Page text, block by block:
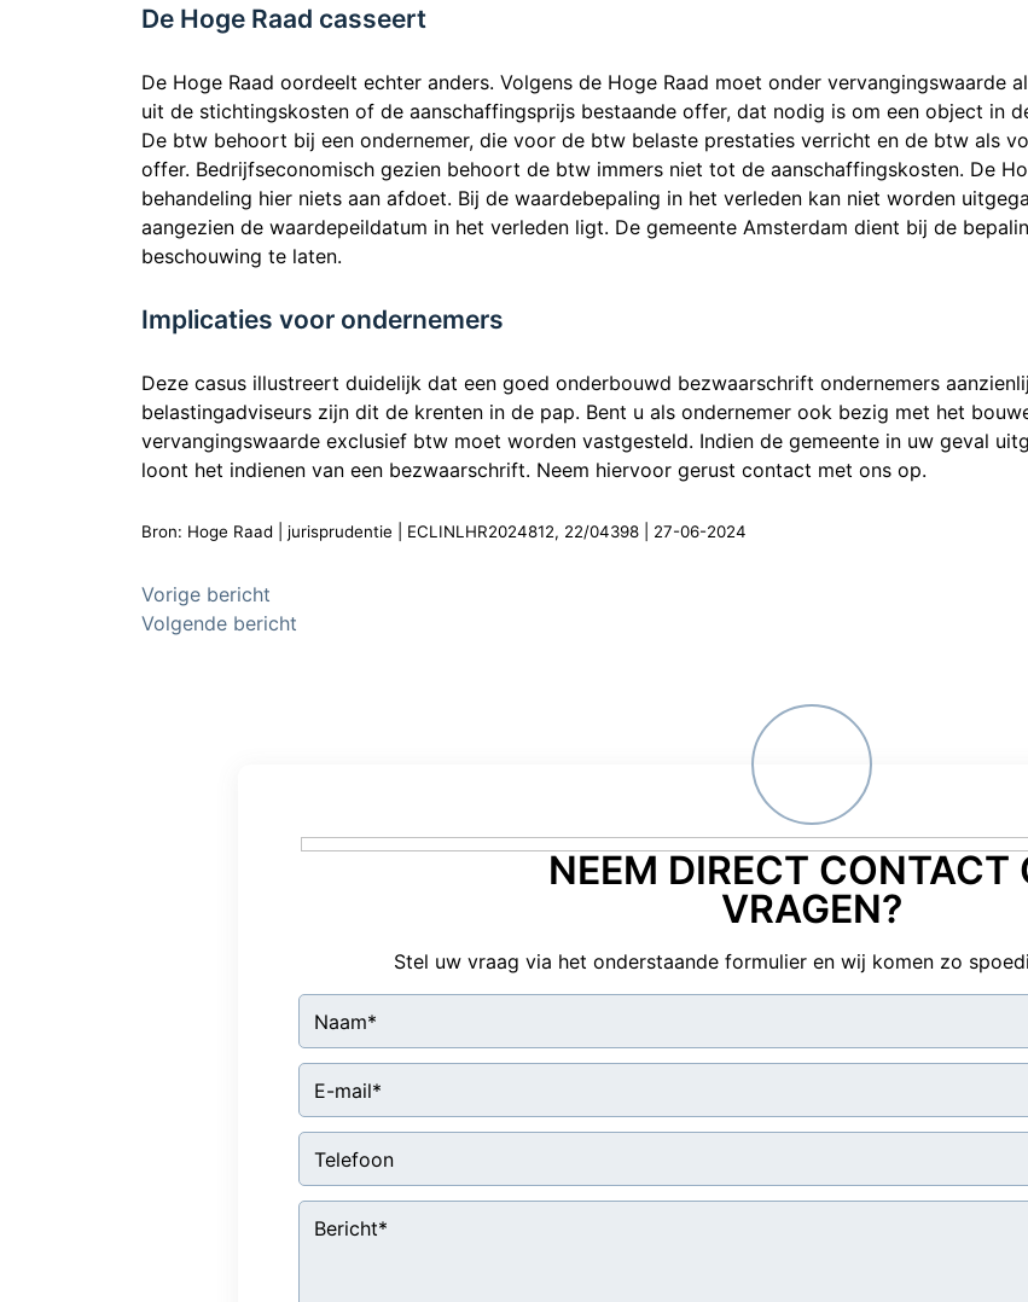
De Hoge Raad casseert
De Hoge Raad oordeelt echter anders. Volgens de Hoge Raad moet onder vervangingswaarde
uit de stichtingskosten of de aanschaffingsprijs bestaande offer, dat nodig is om een object in
De btw behoort bij een ondernemer, die voor de btw belaste prestaties verricht en de btw als
offer. Bedrijfseconomisch gezien behoort de btw immers niet tot de aanschaffingskosten. De
behandeling hier niets aan afdoet. Bij de waardebepaling in het verleden kan niet worden
aangezien de waardepeildatum in het verleden ligt. De gemeente Amsterdam dient bij de
beschouwing te laten.
Implicaties voor ondernemers
Deze casus illustreert duidelijk dat een goed onderbouwd bezwaarschrift ondernemers
belastingadviseurs zijn dit de krenten in de pap. Bent u als ondernemer ook bezig met het
vervangingswaarde exclusief btw moet worden vastgesteld. Indien de gemeente in uw geval
loont het indienen van een bezwaarschrift. Neem hiervoor gerust contact met ons op.
Bron: Hoge Raad | jurisprudentie | ECLINLHR2024812, 22/04398 | 27-06-2024
Bericht
navigatie
Vorige bericht
Volgende bericht
NEEM DIRECT CONTACT
VRAGEN?
Stel uw vraag via het onderstaande formulier en wij komen zo